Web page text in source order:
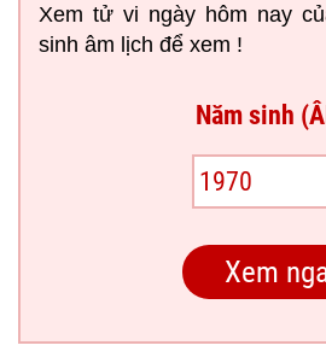
Xem tử vi ngày hôm nay
sinh âm lịch để xem !
Năm sinh